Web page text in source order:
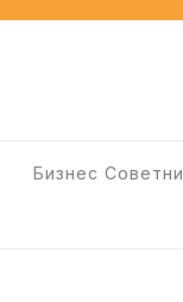
Бизнес